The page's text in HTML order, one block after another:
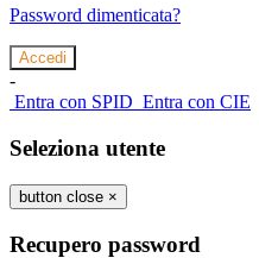
Password dimenticata?
-
Entra con SPID Entra con CIE
Seleziona utente
button close ×
Recupero password